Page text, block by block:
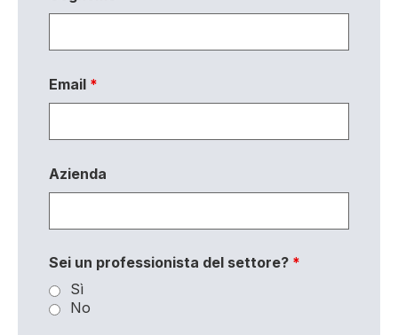
Email *
Azienda
Sei un professionista del settore? *
Sì
No